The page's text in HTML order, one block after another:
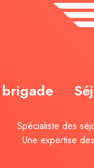
Spécialiste des
Une expertise